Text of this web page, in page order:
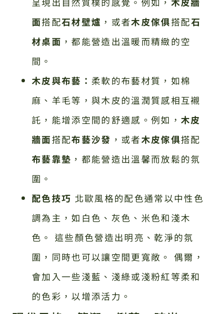
面搭配石材壁爐 ，或者木皮傢俱搭配石
材桌面 ，都能營造出溫暖而精緻的空
間。
木皮與布藝： 柔軟的布藝材質，如棉
麻、羊毛等，與木皮的溫潤質感相互襯
託，能增添空間的舒適感。例如，木皮
牆面搭配布藝沙發 ，或者木皮傢俱搭配
布藝靠墊 ，都能營造出溫馨而放鬆的氛
圍。
配色技巧 北歐風格的配色通常以中性色
調為主，如白色、灰色、米色和淺木
色。 這些顏色營造出明亮、乾淨的氛
圍，同時也可以讓空間更寬敞。 偶爾，
會加入一些淺藍、淺綠或淺粉紅等柔和
的色彩，以增添活力。